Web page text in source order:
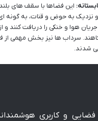
این فضاها با سقف های
نزدیک به حوض و قنات، به گونه
هوا و خنکی را دریافت کنند و
سرداب ها نیز بخش مهمی از
شدند.
فضایی و کاربری